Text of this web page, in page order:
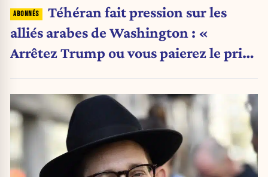
Téhéran fait pression sur les
alliés arabes de Washington : «
Arrêtez Trump ou vous paierez le prix